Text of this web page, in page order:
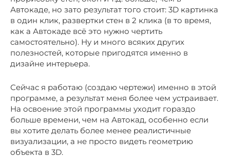
Автокаде, но зато результат того стоит: 3D картинка
в один клик, развертки стен в 2 клика (в то время,
как а Автокаде всё это нужно чертить
самостоятельно). Ну и много всяких других
полезностей, которые пригодятся именно в
дизайне интерьера.
Сейчас я работаю (создаю чертежи) именно в этой
программе, а результат меня более чем устраивает.
На освоение этой программы уходит гораздо
больше времени, чем на Автокад, особенно если
вы хотите делать более менее реалистичные
визуализации, а не просто видеть геометрию
объекта в 3D.